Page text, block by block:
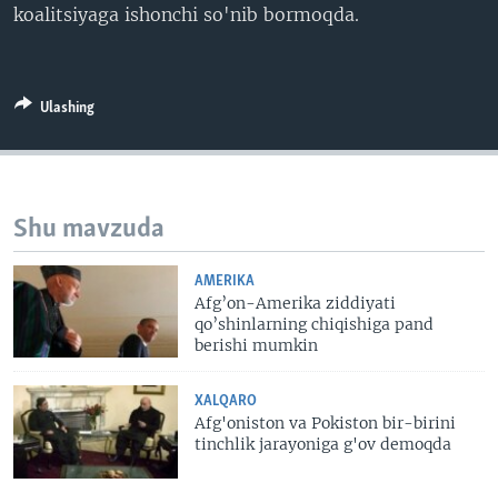
koalitsiyaga ishonchi so'nib bormoqda.
Ulashing
Shu mavzuda
AMERIKA
Afg’on-Amerika ziddiyati
qo’shinlarning chiqishiga pand
berishi mumkin
XALQARO
Afg'oniston va Pokiston bir-birini
tinchlik jarayoniga g'ov demoqda